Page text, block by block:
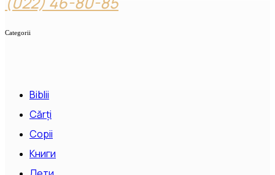
Categorii
Biblii
Cărți
Copii
Книги